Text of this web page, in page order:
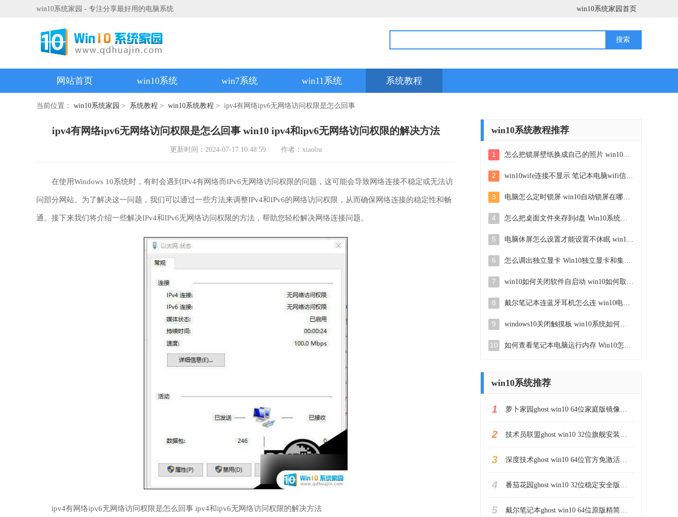
win10系统家园 - 专注分享最好用的电脑系统 win10系统家园首页
网站首页 win10系统 win7系统 win11系统 系统教程
当前位置： win10系统家园 > 系统教程 > win10系统教程 > ipv4有网络ipv6无网络访问权限是怎么回事
ipv4有网络ipv6无网络访问权限是怎么回事 win10 ipv4和ipv6无网络访问权限的解决方法
更新时间：2024-07-17 10:48:59 作者：xiaoliu
在使用Windows 10系统时，有时会遇到IPv4有网络而IPv6无网络访问权限的问题，这可能会导致网络连接不稳定或无法访
问部分网站。为了解决这一问题，我们可以通过一些方法来调整IPv4和IPv6的网络访问权限，从而确保网络连接的稳定性和畅
通。接下来我们将介绍一些解决IPv4和IPv6无网络访问权限的方法，帮助您轻松解决网络连接问题。
ipv4有网络ipv6无网络访问权限是怎么回事 ipv4和ipv6无网络访问权限的解决方法
win10系统教程推荐
1 怎么把锁屏壁纸换成自己的照片 win10锁屏壁纸自定义设置步骤
2 win10wife连接不显示 笔记本电脑wifi信号不稳定
3 电脑怎么定时锁屏 win10自动锁屏在哪里设置
4 怎么把桌面文件夹存到d盘 Win10系统如何将桌面文件保存到D盘
5 电脑休屏怎么设置才能设置不休眠 win10怎么取消电脑休眠设置
6 怎么调出独立显卡 Win10独立显卡和集成显卡如何自动切换
7 win10如何关闭软件自启动 win10如何取消自启动程序
8 戴尔笔记本连蓝牙耳机怎么连 win10电脑蓝牙耳机连接教程
9 windows10关闭触摸板 win10系统如何关闭笔记本触摸板
10 如何查看笔记本电脑运行内存 Win10怎么样检查笔记本电脑内存的容量
win10系统推荐
1 萝卜家园ghost win10 64位家庭版镜像下载v2023.04
2 技术员联盟ghost win10 32位旗舰安装版下载v2023.04
3 深度技术ghost win10 64位官方免激活版下载v2023.04
4 番茄花园ghost win10 32位稳定安全版本下载v2023.04
5 戴尔笔记本ghost win10 64位原版精简版下载v2023.04